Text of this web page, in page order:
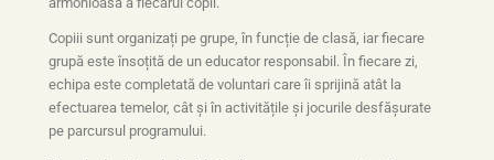
Copiii sunt organizați pe grupe, în funcție de clasă, iar fiecare
grupă este însoțită de un educator responsabil. În fiecare zi,
echipa este completată de voluntari care îi sprijină atât la
efectuarea temelor, cât și în activitățile și jocurile desfășurate
pe parcursul programului.